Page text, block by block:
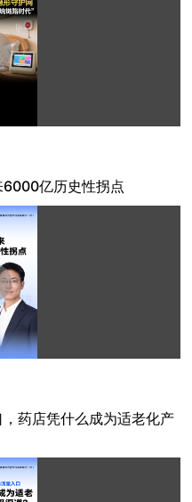
亿历史性拐点
药店凭什么成为适老化产